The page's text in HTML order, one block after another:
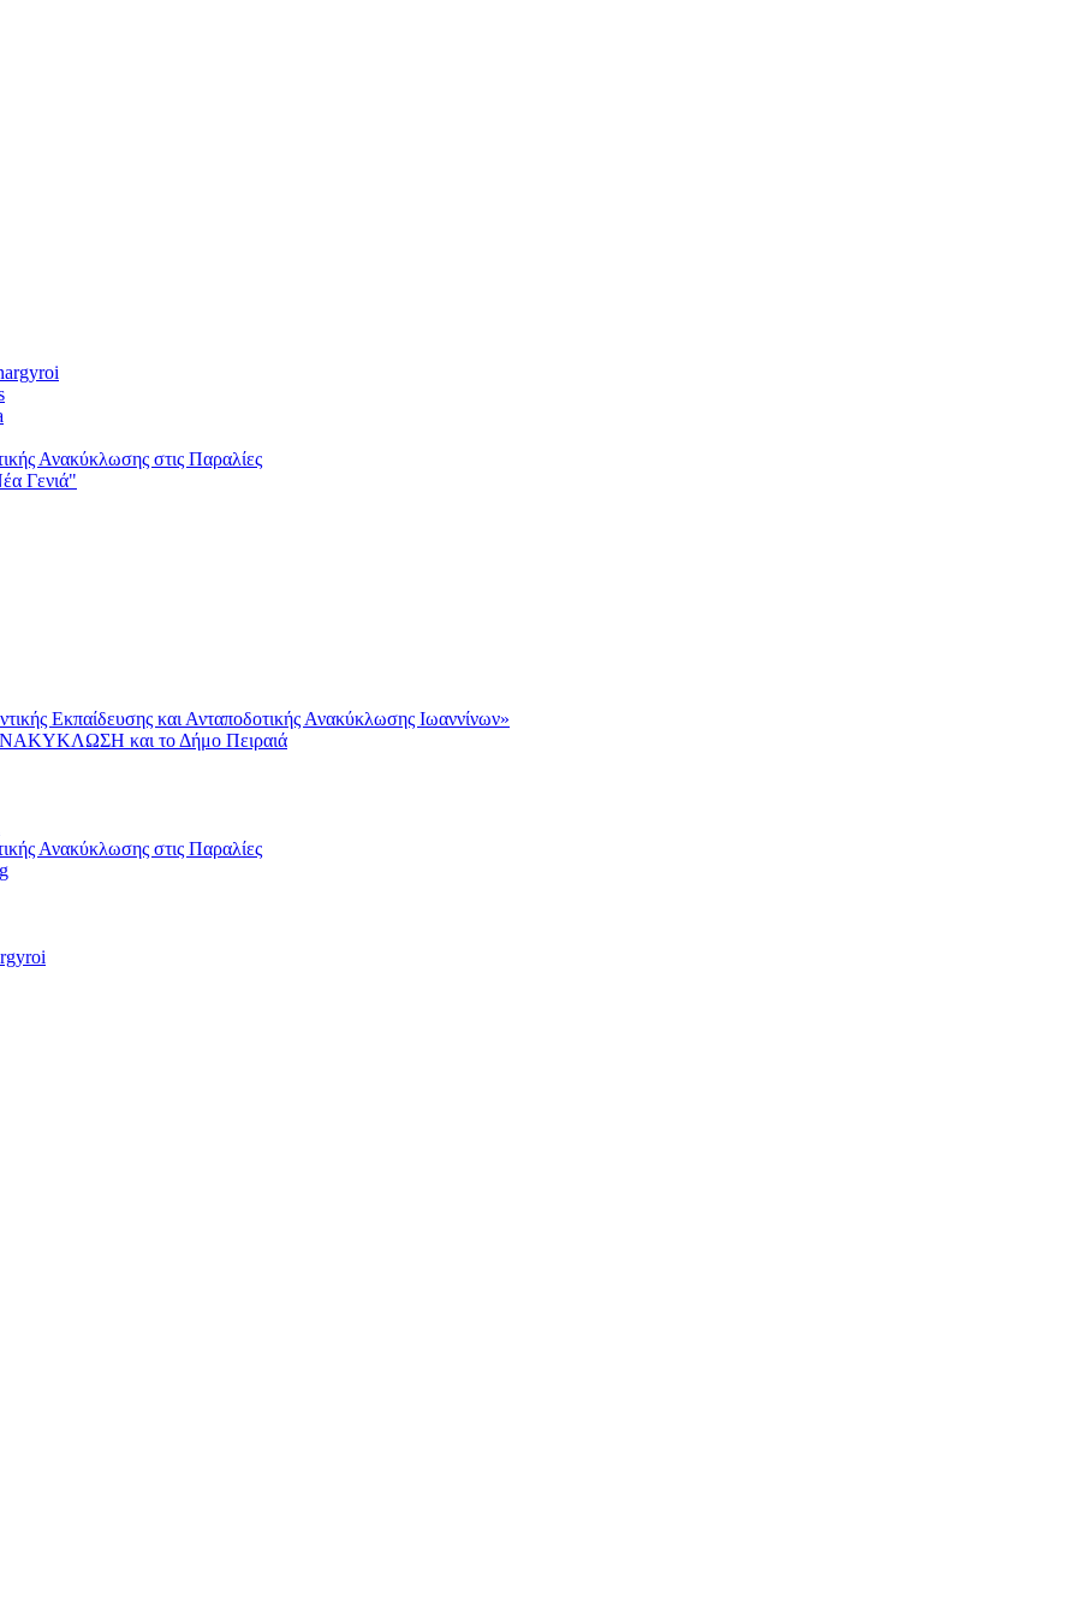
Ανακύκλωσης στις Παραλίες
Γενιά"
Εκπαίδευσης και Ανταποδοτικής Ανακύκλωσης Ιωαννίνων»
και το Δήμο Πειραιά
Ανακύκλωσης στις Παραλίες